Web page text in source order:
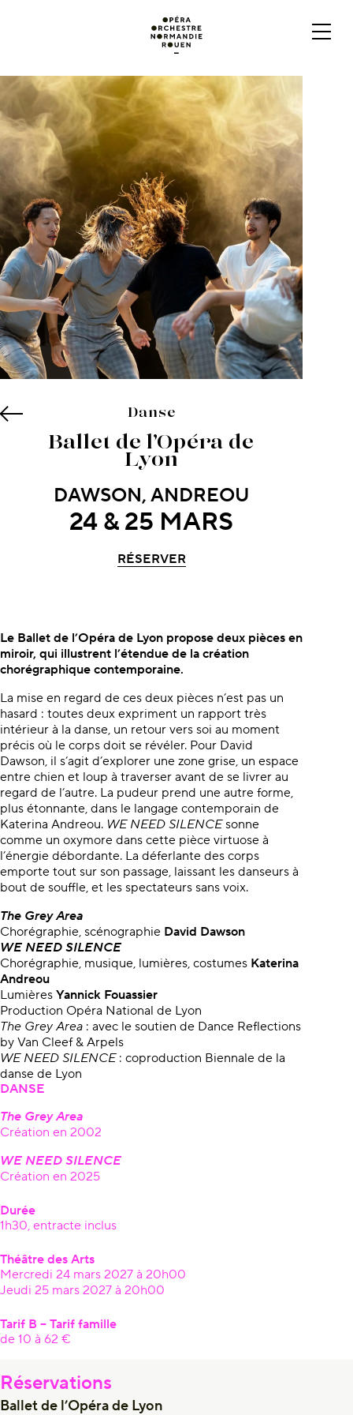
Danse
Ballet de l’Opéra de
Lyon
DAWSON, ANDREOU
24 & 25 MARS
RÉSERVER
À propos du concert
Le Ballet de l’Opéra de Lyon propose deux pièces en
miroir, qui illustrent l’étendue de la création
chorégraphique contemporaine.
La mise en regard de ces deux pièces n’est pas un
hasard : toutes deux expriment un rapport très
intérieur à la danse, un retour vers soi au moment
précis où le corps doit se révéler. Pour David
Dawson, il s’agit d’explorer une zone grise, un espace
entre chien et loup à traverser avant de se livrer au
regard de l’autre. La pudeur prend une autre forme,
plus étonnante, dans le langage contemporain de
Katerina Andreou. WE NEED SILENCEsonne
comme un oxymore dans cette pièce virtuose à
l’énergie débordante. La déferlante des corps
emporte tout sur son passage, laissant les danseurs à
bout de souffle, et les spectateurs sans voix.
The Grey Area
Chorégraphie, scénographie David Dawson
WE NEED SILENCE
Chorégraphie, musique, lumières, costumes Katerina
Andreou
Lumières Yannick Fouassier
Production Opéra National de Lyon
The Grey Area : avec le soutien de Dance Reflections
by Van Cleef & Arpels
WE NEED SILENCE: coproduction Biennale de la
danse de Lyon
DANSE
The Grey Area
Création en 2002
WE NEED SILENCE
Création en 2025
Durée
1h30, entracte inclus
Théâtre des Arts
Mercredi 24 mars 2027 à 20h00
Jeudi 25 mars 2027 à 20h00
Tarif B – Tarif famille
de 10 à 62 €
Réservations
Ballet de l’Opéra de Lyon